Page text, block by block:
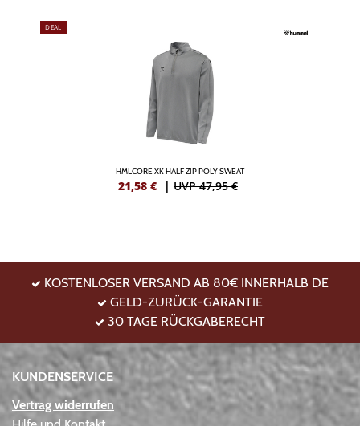
DEAL
HMLCORE XK HALF ZIP POLY SWEAT
21,58 € | UVP 47,95 €
KOSTENLOSER VERSAND AB 80€ INNERHALB DE
GELD-ZURÜCK-GARANTIE
30 TAGE RÜCKGABERECHT
KUNDENSERVICE
Vertrag widerrufen